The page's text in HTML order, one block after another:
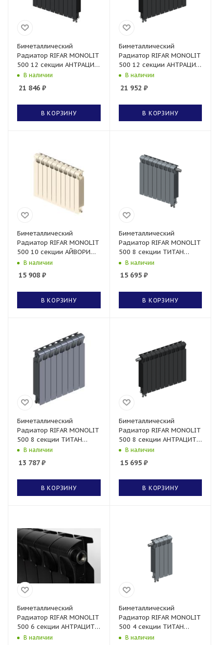
Биметаллический
Радиатор RIFAR MONOLIT
500 12 секции АНТРАЦИТ
нижнее правое
подключение
В наличии
21 846 ₽
В КОРЗИНУ
Биметаллический
Радиатор RIFAR MONOLIT
500 12 секции АНТРАЦИТ
нижнее левое
В наличии
21 952 ₽
В КОРЗИНУ
Биметаллический
Радиатор RIFAR MONOLIT
500 10 секции АЙВОРИ
боковое подключение
В наличии
15 908 ₽
В КОРЗИНУ
Биметаллический
Радиатор RIFAR MONOLIT
500 8 секции ТИТАН
нижнее правое
подключение
В наличии
15 695₽
В КОРЗИНУ
Биметаллический
Радиатор RIFAR MONOLIT
500 8 секции ТИТАН
боковое подключение
В наличии
13 787₽
В КОРЗИНУ
Биметаллический
Радиатор RIFAR MONOLIT
500 8 секции АНТРАЦИТ
нижнее левое
подключение
В наличии
15 695₽
В КОРЗИНУ
Биметаллический
Радиатор RIFAR MONOLIT
500 6 секции АНТРАЦИТ
боковое подключение
В наличии
Биметаллический
Радиатор RIFAR MONOLIT
500 4 секции ТИТАН
нижнее левое
В наличии